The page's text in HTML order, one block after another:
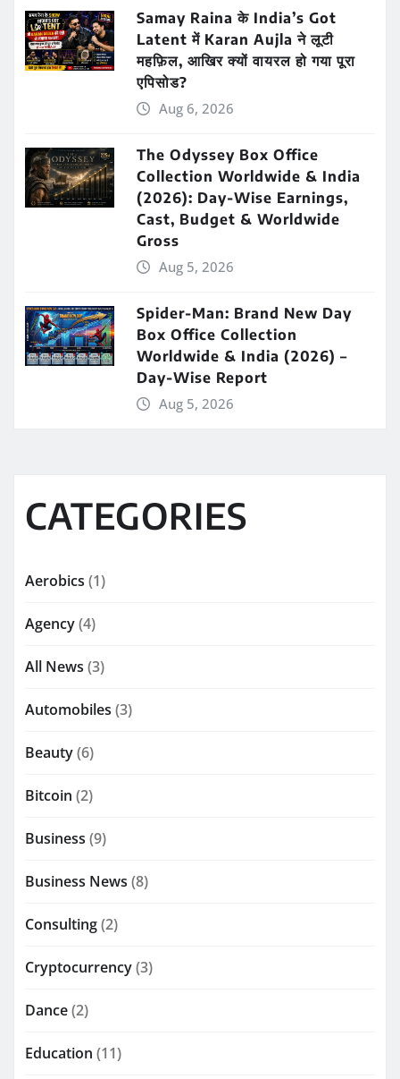
Samay Raina के India’s Got
Latent में Karan Aujla ने लूटी
महफ़िल, आखिर क्यों वायरल हो गया पूरा
एपिसोड?
Aug 6, 2026
The Odyssey Box Office
Collection Worldwide & India
(2026): Day-Wise Earnings,
Cast, Budget & Worldwide
Gross
Aug 5, 2026
Spider-Man: Brand New Day
Box Office Collection
Worldwide & India (2026) –
Day-Wise Report
Aug 5, 2026
CATEGORIES
Aerobics (1)
Agency(4)
All News (3)
Automobiles (3)
Beauty(6)
Bitcoin (2)
Business (9)
Business News (8)
Consulting(2)
Cryptocurrency(3)
Dance(2)
Education (11)